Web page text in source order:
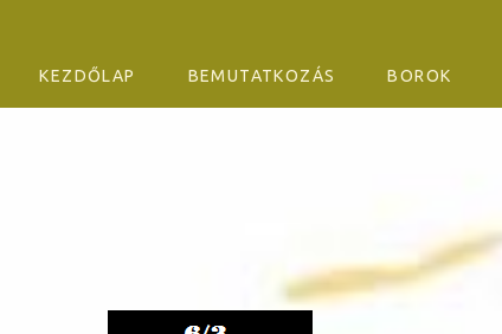
KEZDŐLAP BEMUTATKOZÁS BOROK